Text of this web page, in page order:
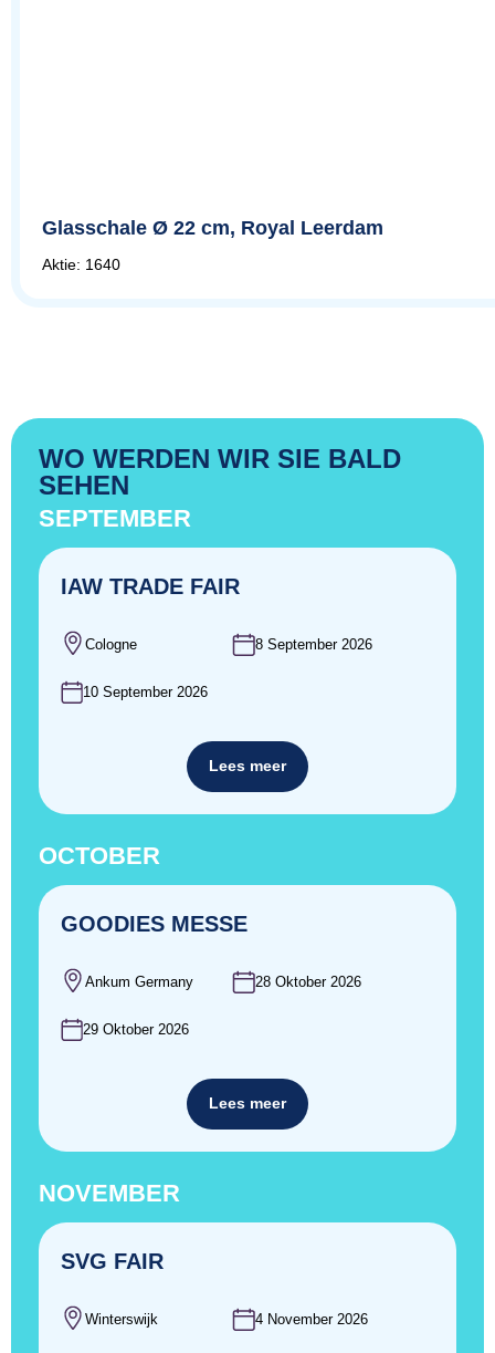
Glasschale Ø 22 cm, Royal Leerdam
Aktie: 1640
WO WERDEN WIR SIE BALD
SEHEN
SEPTEMBER
IAW TRADE FAIR
Cologne 8 September 2026
10 September 2026
Lees meer
OCTOBER
GOODIES MESSE
Ankum Germany 28 Oktober 2026
29 Oktober 2026
Lees meer
NOVEMBER
SVG FAIR
Winterswijk 4 November 2026